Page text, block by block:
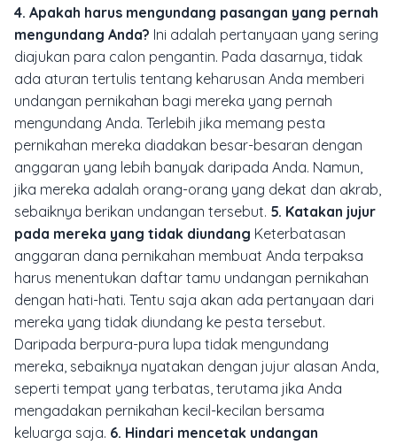
4. Apakah harus mengundang pasangan yang pernah
mengundang Anda? Ini adalah pertanyaan yang sering
diajukan para calon pengantin. Pada dasarnya, tidak
ada aturan tertulis tentang keharusan Anda memberi
undangan pernikahan bagi mereka yang pernah
mengundang Anda. Terlebih jika memang pesta
pernikahan mereka diadakan besar-besaran dengan
anggaran yang lebih banyak daripada Anda. Namun,
jika mereka adalah orang-orang yang dekat dan akrab,
sebaiknya berikan undangan tersebut. 5. Katakan jujur
pada mereka yang tidak diundang Keterbatasan
anggaran dana pernikahan membuat Anda terpaksa
harus menentukan daftar tamu undangan pernikahan
dengan hati-hati. Tentu saja akan ada pertanyaan dari
mereka yang tidak diundang ke pesta tersebut.
Daripada berpura-pura lupa tidak mengundang
mereka, sebaiknya nyatakan dengan jujur alasan Anda,
seperti tempat yang terbatas, terutama jika Anda
mengadakan pernikahan kecil-kecilan bersama
keluarga saja. 6. Hindari mencetak undangan